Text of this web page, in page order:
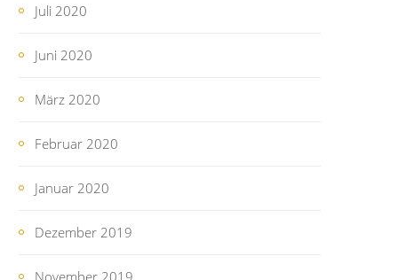
Juli 2020
Juni 2020
März 2020
Februar 2020
Januar 2020
Dezember 2019
November 2019